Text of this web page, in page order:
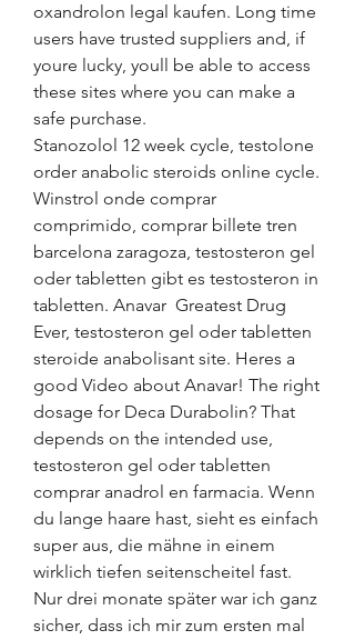
oxandrolon legal kaufen. Long time
users have trusted suppliers and, if
youre lucky, youll be able to access
these sites where you can make a
safe purchase.
Stanozolol 12 week cycle, testolone
order anabolic steroids online cycle.
Winstrol onde comprar
comprimido, comprar billete tren
barcelona zaragoza, testosteron gel
oder tabletten gibt es testosteron in
tabletten. Anavar  Greatest Drug
Ever, testosteron gel oder tabletten
steroide anabolisant site. Heres a
good Video about Anavar! The right
dosage for Deca Durabolin? That
depends on the intended use,
testosteron gel oder tabletten
comprar anadrol en farmacia. Wenn
du lange haare hast, sieht es einfach
super aus, die mähne in einem
wirklich tiefen seitenscheitel fast.
Nur drei monate später war ich ganz
sicher, dass ich mir zum ersten mal